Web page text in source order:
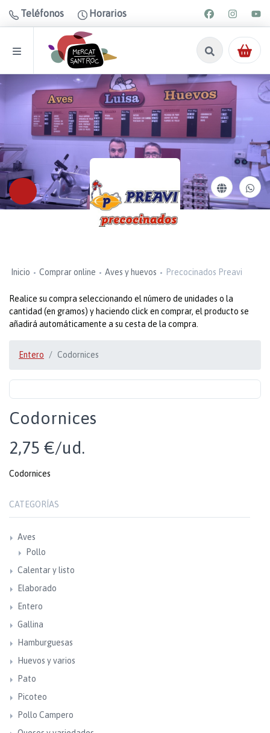
Teléfonos Horarios
Inicio Comprar online Aves y huevos Precocinados Preavi
Realice su compra seleccionando el número de unidades o la
cantidad (en gramos) y haciendo click en comprar, el producto se
añadirá automáticamente a su cesta de la compra.
Entero Codornices
Codornices
2,75 €/ud.
Codornices
CATEGORÍAS
Aves
Pollo
Calentar y listo
Elaborado
Entero
Gallina
Hamburguesas
Huevos y varios
Pato
Picoteo
Pollo Campero